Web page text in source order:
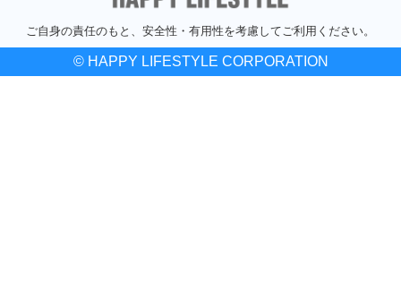
ご自身の責任のもと、安全性・有用性を考慮してご利用ください。
© HAPPY LIFESTYLE CORPORATION